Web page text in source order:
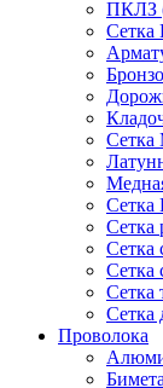
ПКЛЗ
Сетка
Сетка
Сетка
Сетка
Сетка
Сетка
Сетка
Проволока